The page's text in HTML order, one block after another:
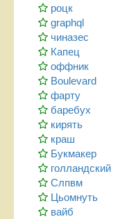
роцк
graphql
чиназес
Капец
оффник
Boulevard
фарту
баребух
кирять
краш
Букмакер
голландский
Слпвм
Цьомнуть
вайб